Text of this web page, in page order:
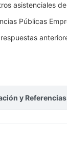
asistenciales
Públicas
y Referencias